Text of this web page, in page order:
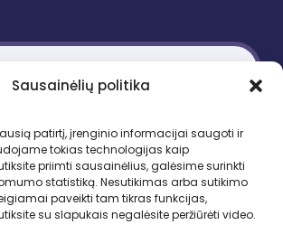
Sausainėlių politika
patirtį, įrenginio informacijai saugoti ir
tokias technologijas kaip
priimti sausainėlius, galėsime surinkti
statistiką. Nesutikimas arba sutikimo
paveikti tam tikras funkcijas,
su slapukais negalėsite peržiūrėti video.
51, LT-01109 Vilnius
95403